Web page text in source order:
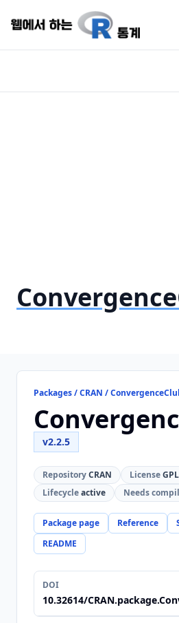
Packages / CRAN /
v2.2.5
RepositoryCRAN License
Lifecycleactive Needs
Package page Reference
README
DOI
10.32614/